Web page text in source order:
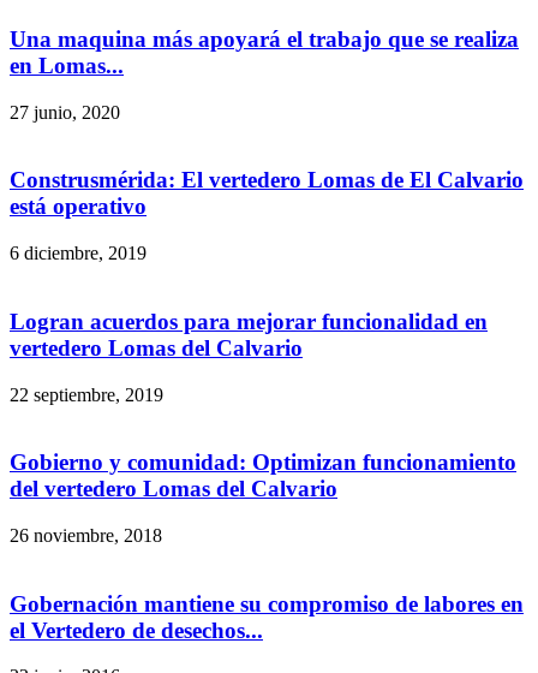
Una maquina más apoyará el trabajo que se realiza
en Lomas...
27 junio, 2020
Construsmérida: El vertedero Lomas de El Calvario
está operativo
6 diciembre, 2019
Logran acuerdos para mejorar funcionalidad en
vertedero Lomas del Calvario
22 septiembre, 2019
Gobierno y comunidad: Optimizan funcionamiento
del vertedero Lomas del Calvario
26 noviembre, 2018
Gobernación mantiene su compromiso de labores en
el Vertedero de desechos...